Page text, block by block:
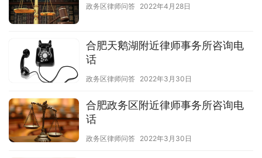
政务区律师问答 2022年4月28日
合肥天鹅湖附近律师事务所咨询电
话
政务区律师问答 2022年3月30日
合肥政务区附近律师事务所咨询电
话
政务区律师问答 2022年3月30日